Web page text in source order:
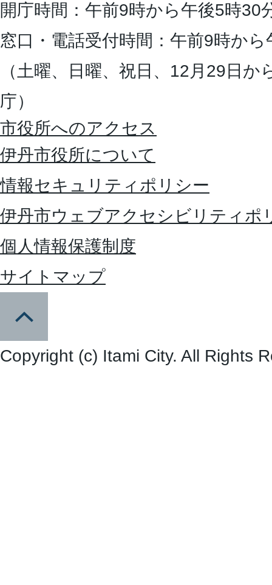
開庁時間：午前9時から午後5時30
窓口・電話受付時間：午前9時か
（土曜、日曜、祝日、12月29日
庁）
市役所へのアクセス
伊丹市役所について
情報セキュリティポリシー
伊丹市ウェブアクセシビリティポ
個人情報保護制度
サイトマップ
Copyright (c) Itami City. All Rights